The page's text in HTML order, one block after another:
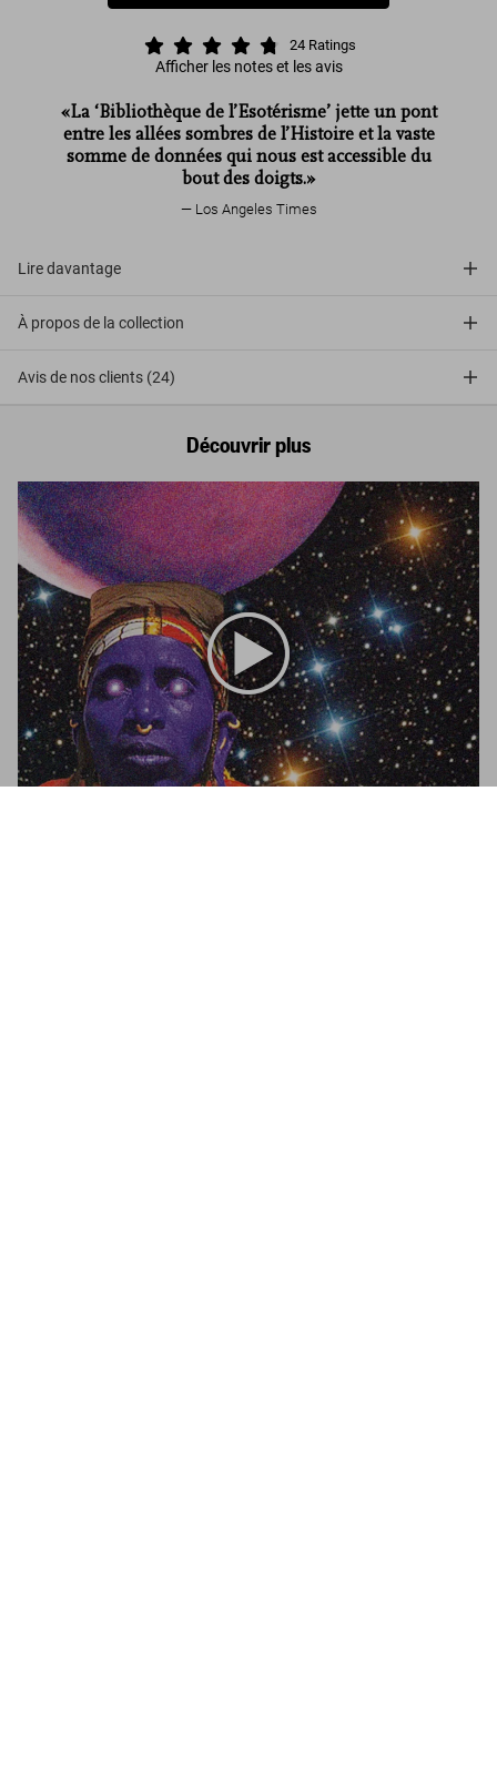
24 Ratings
Afficher les notes et les avis
«La ‘Bibliothèque de l’Esotérisme’ jette un pont
entre les allées sombres de l’Histoire et la vaste
somme de données qui nous est accessible du
bout des doigts.»
Los Angeles Times
Lire davantage
À propos de la collection
Avis de nos clients (24)
Découvrir plus